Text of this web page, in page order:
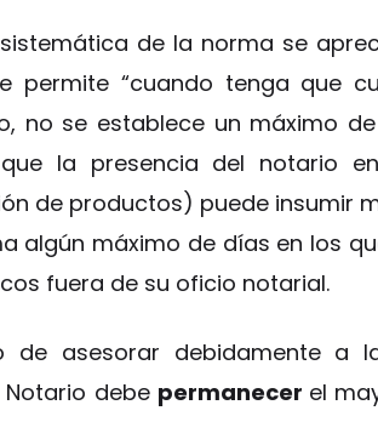
de la norma se
permite “cuando tenga que
no se establece un máximo
la presencia del notario
de productos) puede insumir
algún máximo de días en los
fuera de su oficio notarial.
de asesorar debidamente a
debe permanecer el